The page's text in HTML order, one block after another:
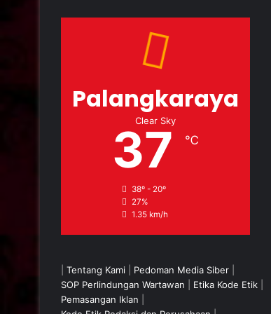
Palangkaraya
Clear Sky
37 ℃
38º - 20º
27%
1.35 km/h
10 Maret 2026
156 Pelajar Ikuti Seleksi
Palangka Raya
Tentang Kami Pedoman Media Siber
SOP Perlindungan Wartawan
Etika Kode Etik
Pemasangan Iklan